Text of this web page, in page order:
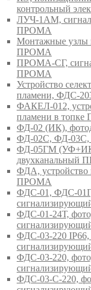
контрольный
ЛУЧ-1АМ,
ПРОМА
Монтажные узлы
ПРОМА
ПРОМА-СГ,
ПРОМА
Устройство
пламени, ФДС-
ФАКЕЛ-012,
пламени в
ФД-02 (ИК),
ФД-02С, ФД-03С,
ФД-05ГМ
двухканальный
ФДА, устройство
ПРОМА
ФДС-01, ФДС-01Г,
ФДС-01-24Т,
ФДС-03-220 IP66,
ФДС-03-220,
ФДС-03-С-220,